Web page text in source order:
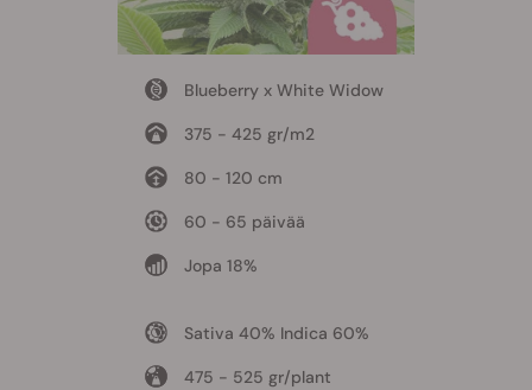
Blueberry x White Widow
375 - 425 gr/m2
80 - 120 cm
60 - 65 päivää
Jopa 18%
Sativa 40% Indica 60%
475 - 525 gr/plant